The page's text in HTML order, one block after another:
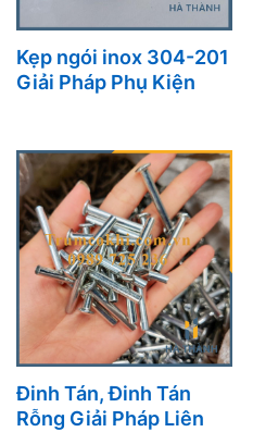
Kẹp ngói inox 304-201
Giải Pháp Phụ Kiện
Công Trình
Đinh Tán, Đinh Tán
Rỗng Giải Pháp Liên